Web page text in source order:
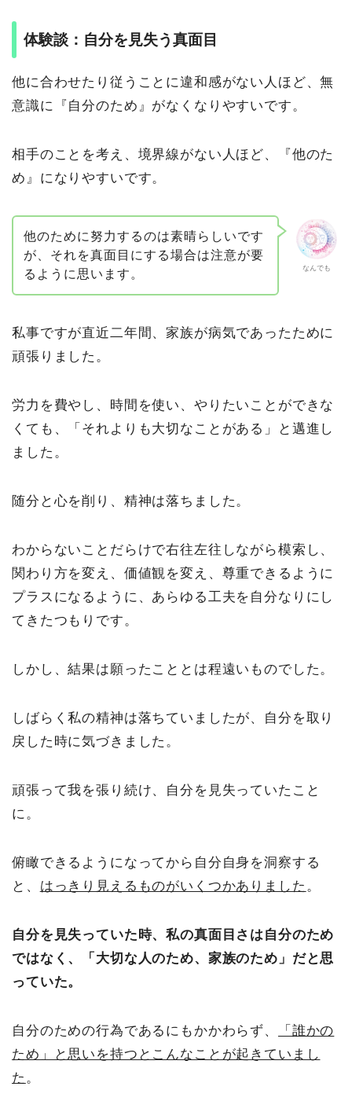
体験談：自分を見失う真面目
他に合わせたり従うことに違和感がない人ほど、無
意識に『自分のため』がなくなりやすいです。
相手のことを考え、境界線がない人ほど、『他のた
め』になりやすいです。
なんでも
他のために努力するのは素晴らしいです
が、それを真面目にする場合は注意が要
るように思います。
私事ですが直近二年間、家族が病気であったために
頑張りました。
労力を費やし、時間を使い、やりたいことができな
くても、「それよりも大切なことがある」と邁進し
ました。
随分と心を削り、精神は落ちました。
わからないことだらけで右往左往しながら模索し、
関わり方を変え、価値観を変え、尊重できるように
プラスになるように、あらゆる工夫を自分なりにし
てきたつもりです。
しかし、結果は願ったこととは程遠いものでした。
しばらく私の精神は落ちていましたが、自分を取り
戻した時に気づきました。
頑張って我を張り続け、自分を見失っていたこと
に。
俯瞰できるようになってから自分自身を洞察する
と、 はっきり見えるものがいくつかありました 。
自分を見失っていた時、私の真面目さは自分のため
ではなく、「大切な人のため、家族のため」だと思
っていた。
自分のための行為であるにもかかわらず、
「誰かの
ため」と思いを持つとこんなことが起きていまし
た 。